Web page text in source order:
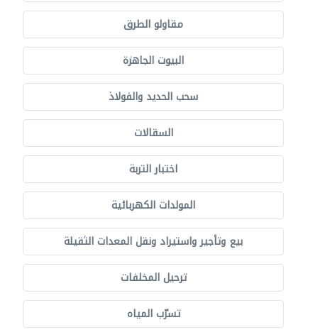
مقاولو الطرق
البيوت الجاهزة
سحب الحديد والفولاذ
السقالات
اختبار التربة
المولدات الكهربائية
بيع وتأجير واستيراد ونقل المعدات الثقيلة
ترحيل المخلفات
تسرّب المياه